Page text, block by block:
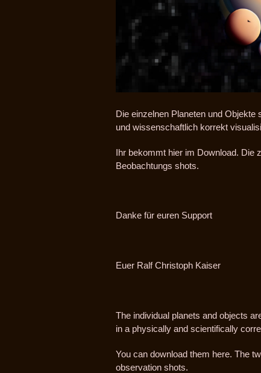
Die einzelnen Planeten und
und wissenschaftlich korrekt
Ihr bekommt hier im Download. Die
Beobachtungs shots.
Danke für euren Support
Euer Ralf Christoph Kaiser
The individual planets and objects
in a physically and scientifically
You can download them here. The
observation shots.